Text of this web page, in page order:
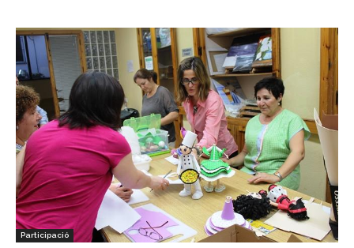
Participació